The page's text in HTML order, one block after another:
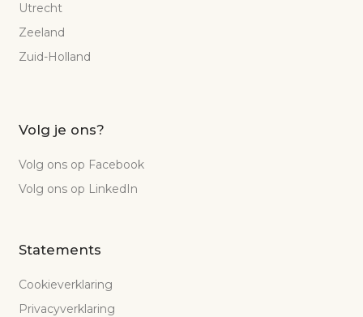
Utrecht
Zeeland
Zuid-Holland
Volg je ons?
Volg ons op Facebook
Volg ons op LinkedIn
Statements
Cookieverklaring
Privacyverklaring